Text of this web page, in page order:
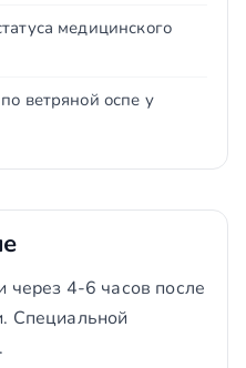
медицинского
ветряной оспе у
через 4-6 часов после
Специальной